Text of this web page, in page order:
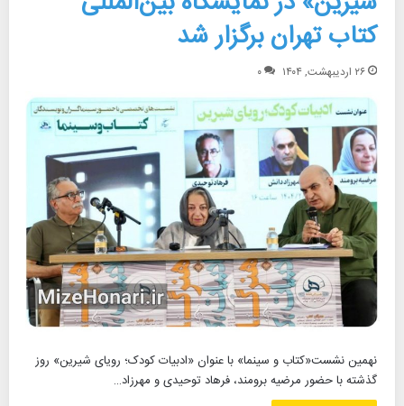
کتاب تهران برگزار شد
۲۶ اردیبهشت, ۱۴۰۴ ۰
نهمین نشست«کتاب و سینما» با عنوان «ادبیات کودک؛ رویای شیرین» روز
گذشته با حضور مرضیه برومند، فرهاد توحیدی و مهرزاد…